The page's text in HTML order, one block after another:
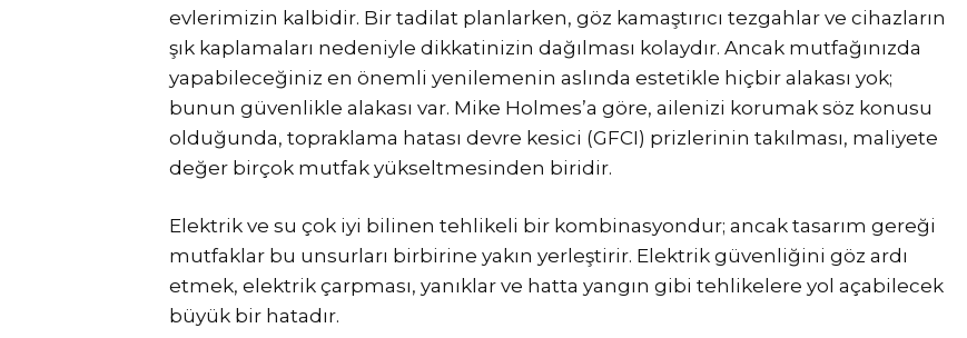
evlerimizin kalbidir. Bir tadilat planlarken, göz kamaştırıcı tezgahlar ve cihazların
şık kaplamaları nedeniyle dikkatinizin dağılması kolaydır. Ancak mutfağınızda
yapabileceğiniz en önemli yenilemenin aslında estetikle hiçbir alakası yok;
bunun güvenlikle alakası var. Mike Holmes’a göre, ailenizi korumak söz konusu
olduğunda, topraklama hatası devre kesici (GFCI) prizlerinin takılması, maliyete
değer birçok mutfak yükseltmesinden biridir.
Elektrik ve su çok iyi bilinen tehlikeli bir kombinasyondur; ancak tasarım gereği
mutfaklar bu unsurları birbirine yakın yerleştirir. Elektrik güvenliğini göz ardı
etmek, elektrik çarpması, yanıklar ve hatta yangın gibi tehlikelere yol açabilecek
büyük bir hatadır.